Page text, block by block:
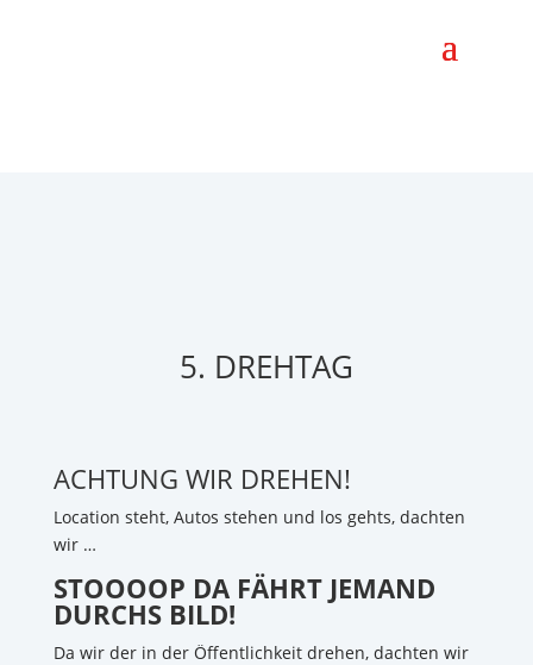
5. DREHTAG
ACHTUNG WIR DREHEN!
Location steht, Autos stehen und los gehts, dachten
wir …
STOOOOP DA FÄHRT JEMAND
DURCHS BILD!
Da wir der in der Öffentlichkeit drehen, dachten wir